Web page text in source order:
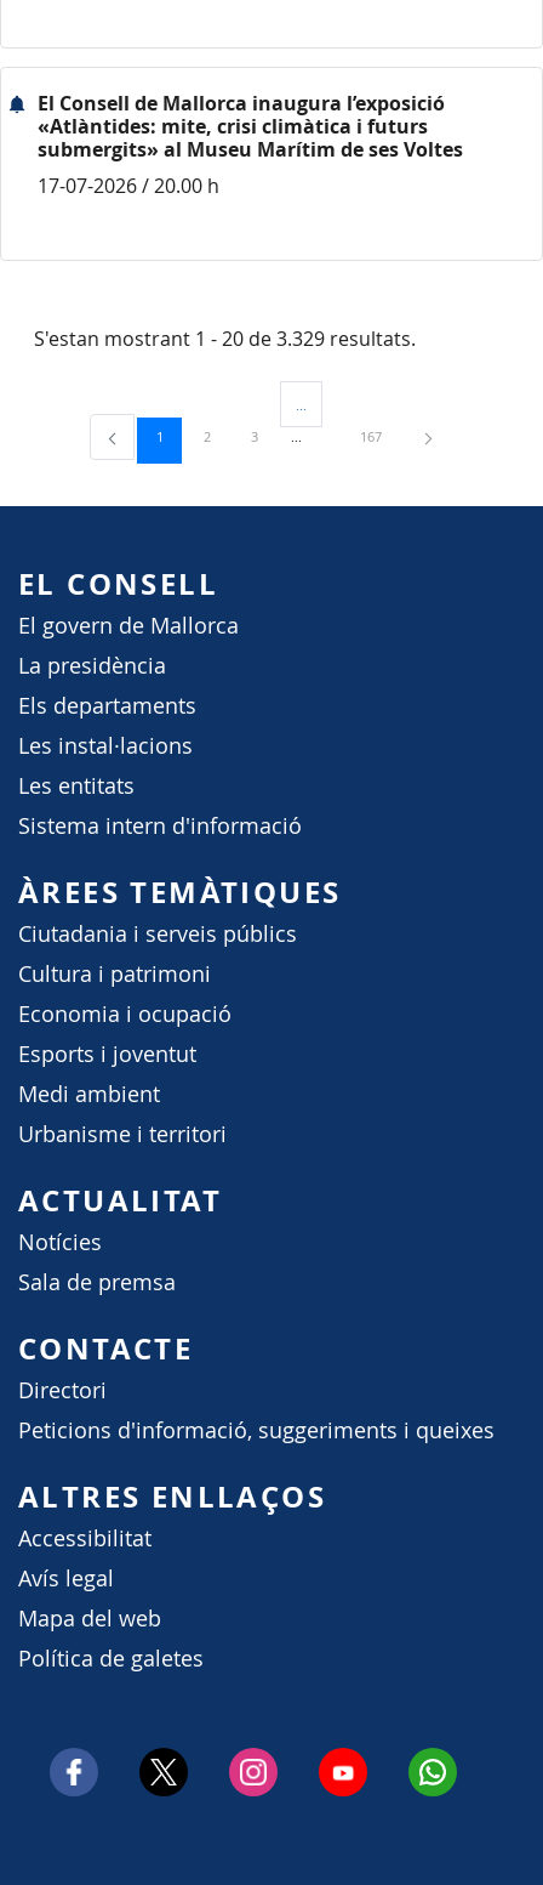
El Consell de Mallorca inaugura l’exposició
«Atlàntides: mite, crisi climàtica i futurs
submergits» al Museu Marítim de ses Voltes
17-07-2026 / 20.00 h
S'estan mostrant 1 - 20 de 3.329 resultats.
Pàgina
1 Pàgina
2 Pàgina
3
Pàgines intermèdies Utilitzeu TAB per
Pàgina
167
EL CONSELL
El govern de Mallorca
La presidència
Els departaments
Les instal·lacions
Les entitats
Sistema intern d'informació
ÀREES TEMÀTIQUES
Ciutadania i serveis públics
Cultura i patrimoni
Economia i ocupació
Esports i joventut
Medi ambient
Urbanisme i territori
ACTUALITAT
Notícies
Sala de premsa
CONTACTE
Directori
Peticions d'informació, suggeriments i queixes
ALTRES ENLLAÇOS
Accessibilitat
Avís legal
Mapa del web
Política de galetes